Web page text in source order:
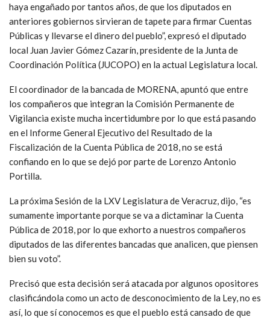
haya engañado por tantos años, de que los diputados en
anteriores gobiernos sirvieran de tapete para firmar Cuentas
Públicas y llevarse el dinero del pueblo”, expresó el diputado
local Juan Javier Gómez Cazarín, presidente de la Junta de
Coordinación Política (JUCOPO) en la actual Legislatura local.
El coordinador de la bancada de MORENA, apuntó que entre
los compañeros que integran la Comisión Permanente de
Vigilancia existe mucha incertidumbre por lo que está pasando
en el Informe General Ejecutivo del Resultado de la
Fiscalización de la Cuenta Pública de 2018, no se está
confiando en lo que se dejó por parte de Lorenzo Antonio
Portilla.
La próxima Sesión de la LXV Legislatura de Veracruz, dijo, “es
sumamente importante porque se va a dictaminar la Cuenta
Pública de 2018, por lo que exhorto a nuestros compañeros
diputados de las diferentes bancadas que analicen, que piensen
bien su voto”.
Precisó que esta decisión será atacada por algunos opositores
clasificándola como un acto de desconocimiento de la Ley, no es
así, lo que sí conocemos es que el pueblo está cansado de que